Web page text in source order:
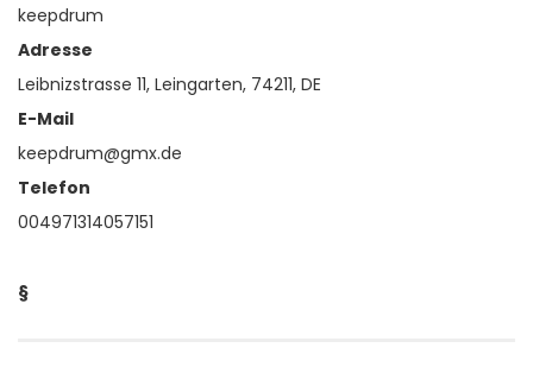
keepdrum
Adresse
Leibnizstrasse 11, Leingarten, 74211, DE
E-Mail
keepdrum@gmx.de
Telefon
004971314057151
§